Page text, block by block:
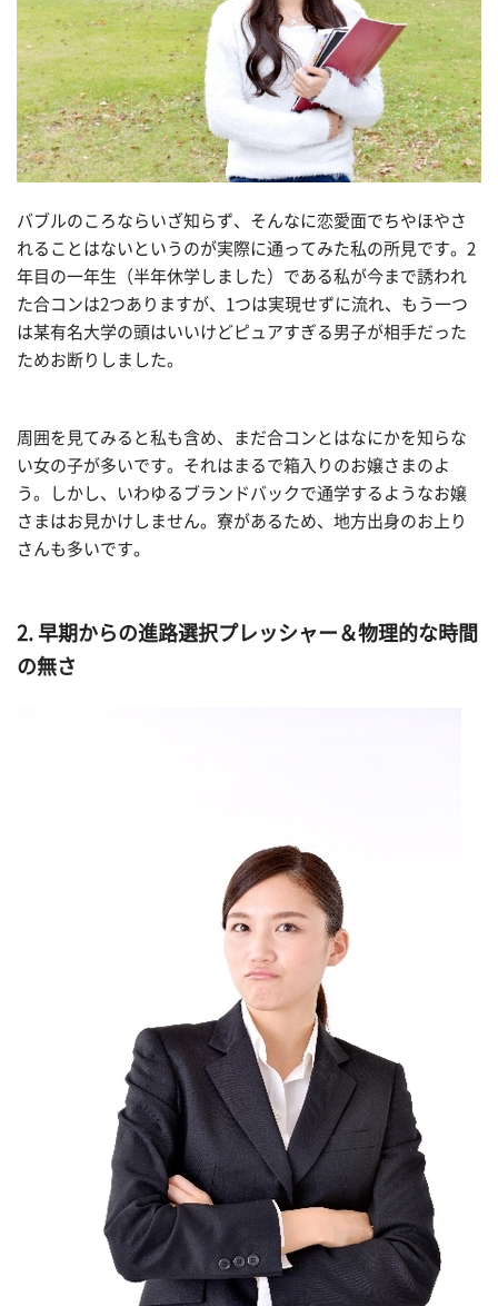
バブルのころならいざ知らず、そんなに恋愛面でちやほやさ
れることはないというのが実際に通ってみた私の所見です。2
年目の一年生（半年休学しました）である私が今まで誘われ
た合コンは2つありますが、1つは実現せずに流れ、もう一つ
は某有名大学の頭はいいけどピュアすぎる男子が相手だった
ためお断りしました。
周囲を見てみると私も含め、まだ合コンとはなにかを知らな
い女の子が多いです。それはまるで箱入りのお嬢さまのよ
う。しかし、いわゆるブランドバックで通学するようなお嬢
さまはお見かけしません。寮があるため、地方出身のお上り
さんも多いです。
2. 早期からの進路選択プレッシャー＆物理的な時間
の無さ